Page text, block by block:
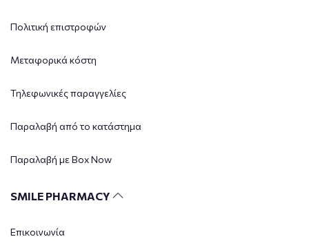
Πολιτική επιστροφών
Μεταφορικά κόστη
Τηλεφωνικές παραγγελίες
Παραλαβή από το κατάστημα
Παραλαβή με Box Now
SMILE PHARMACY
Επικοινωνία